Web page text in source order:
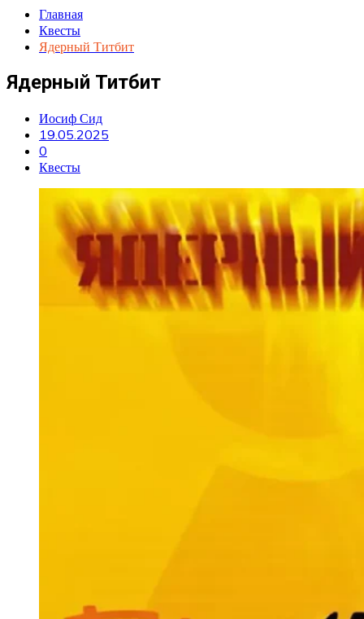
Главная
Квесты
Ядерный Титбит
Ядерный Титбит
Иосиф Сид
19.05.2025
0
Квесты